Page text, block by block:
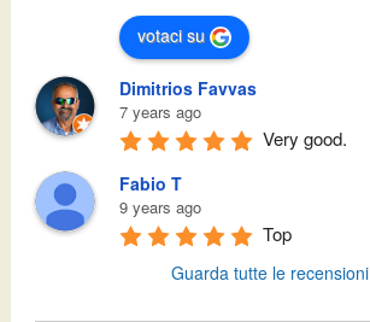
votaci su
Dimitrios Favvas
7 years ago
Very good.
Fabio T
9 years ago
Top
Guarda tutte le recensioni